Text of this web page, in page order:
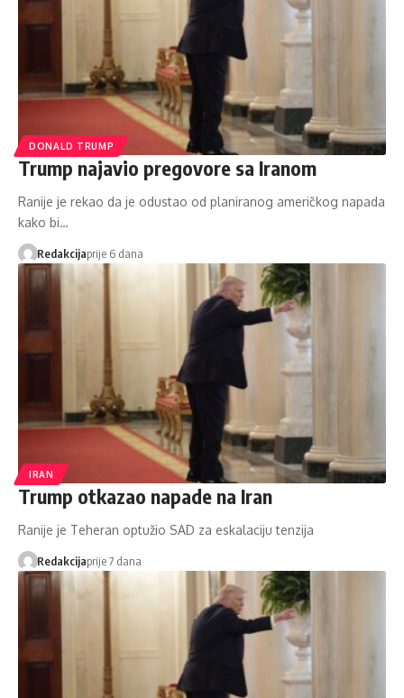
DONALD TRUMP
Trump najavio pregovore sa Iranom
Ranije je rekao da je odustao od planiranog američkog napada
kako bi…
Redakcijaprije 6 dana
IRAN
Trump otkazao napade na Iran
Ranije je Teheran optužio SAD za eskalaciju tenzija
Redakcijaprije 7 dana